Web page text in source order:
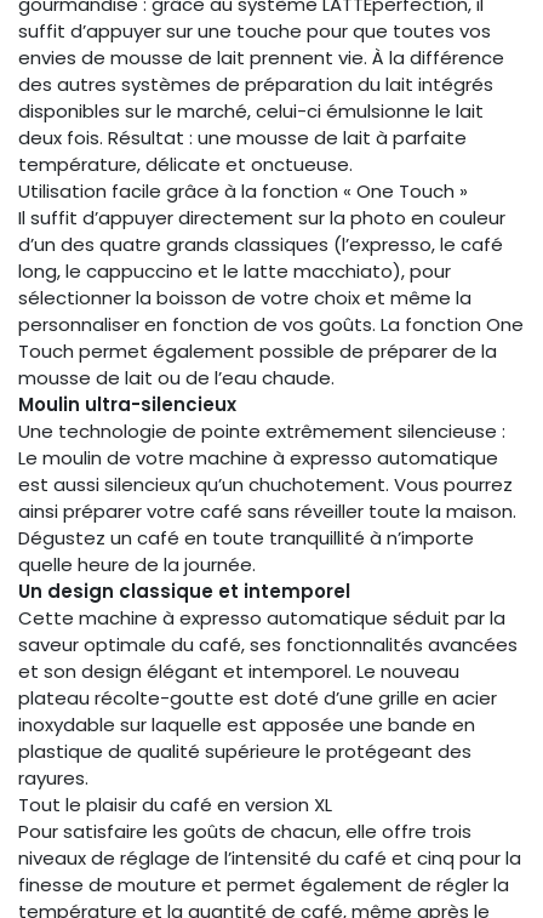
suffit d’appuyer sur une touche pour que toutes vos
envies de mousse de lait prennent vie. À la différence
des autres systèmes de préparation du lait intégrés
disponibles sur le marché, celui-ci émulsionne le lait
deux fois. Résultat : une mousse de lait à parfaite
température, délicate et onctueuse.
Utilisation facile grâce à la fonction « One Touch »
Il suffit d’appuyer directement sur la photo en couleur
d’un des quatre grands classiques (l’expresso, le café
long, le cappuccino et le latte macchiato), pour
sélectionner la boisson de votre choix et même la
personnaliser en fonction de vos goûts. La fonction One
Touch permet également possible de préparer de la
mousse de lait ou de l’eau chaude.
Moulin ultra-silencieux
Une technologie de pointe extrêmement silencieuse :
Le moulin de votre machine à expresso automatique
est aussi silencieux qu’un chuchotement. Vous pourrez
ainsi préparer votre café sans réveiller toute la maison.
Dégustez un café en toute tranquillité à n’importe
quelle heure de la journée.
Un design classique et intemporel
Cette machine à expresso automatique séduit par la
saveur optimale du café, ses fonctionnalités avancées
et son design élégant et intemporel. Le nouveau
plateau récolte-goutte est doté d’une grille en acier
inoxydable sur laquelle est apposée une bande en
plastique de qualité supérieure le protégeant des
rayures.
Tout le plaisir du café en version XL
Pour satisfaire les goûts de chacun, elle offre trois
niveaux de réglage de l’intensité du café et cinq pour la
finesse de mouture et permet également de régler la
température et la quantité de café, même après le